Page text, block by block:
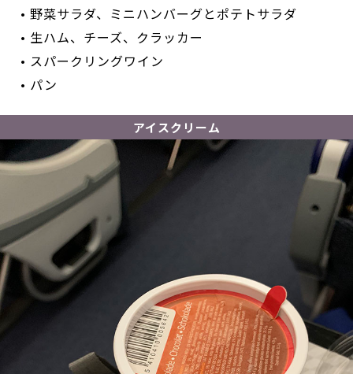
• 野菜サラダ、ミニハンバーグとポテトサラダ
• 生ハム、チーズ、クラッカー
• スパークリングワイン
• パン
アイスクリーム